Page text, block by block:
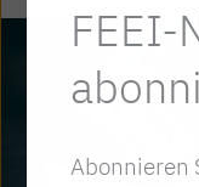
FEEI-
Abonnieren